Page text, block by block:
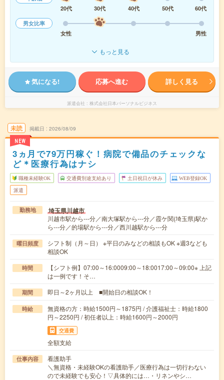
20代
30代 40代 50代
60代
男女比率
女性
男性
もっと見る
気になる! 応募へ進む 詳しく見る
派遣会社 株式会社日本パーソナルビジネス
未読
NEW
掲載日 2026/08/09
3ヵ月で79万円稼ぐ！病院で備品のチェックな
ど＊医療行為はナシ
職種未経験OK 交通費別途支給あり 土日祝日が休み WEB登録OK
派遣
勤務地 埼玉県川越市
川越市駅から---分／南大塚駅から---分／霞ケ関(埼玉県)駅か
ら---分／的場駅から---分／西川越駅から---分
曜日頻度
シフト制（月～日） ※平日のみなどの相談もOK ※週3なども
相談OK
時間
【シフト例】07:00～16:0009:00～18:0017:00～09:00※ 上記
は一例です！そ…
期間 即日～2ヶ月以上 ■開始日の相談OK！
時給
無資格の方：時給1500円～1875円 / 介護福祉士：時給1800
円～2250円 / 初任者以上：時給1600円～2000円
交通費
全額支給
仕事内容
看護助手
＼無資格・未経験OKの看護助手／医療行為は一切行わない
ので未経験でも安心！▽具体的には…・リネンやシ…